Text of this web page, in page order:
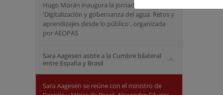
Hugo Morán inaugura la jornada
'Digitalización y gobernanza del agua. Retos y
aprendizajes desde lo público', organizada
por AEOPAS
Sara Aagesen asiste a la Cumbre bilateral
entre España y Brasil
Sara Aagesen se reúne con el ministro de